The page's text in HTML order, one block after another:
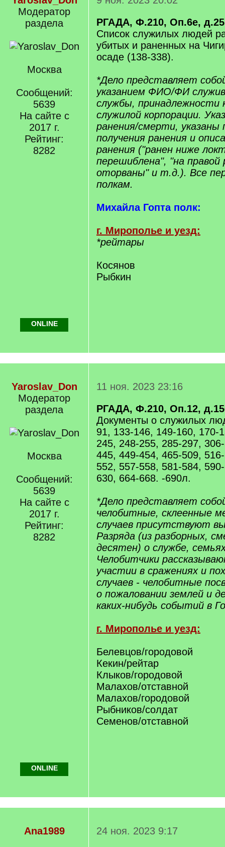
Модератор
раздела
Москва
Сообщений:
5639
На сайте с
2017 г.
Рейтинг:
8282
РГАДА, Ф.210, Оп.6е, д.25
Список служилых людей
убитых и раненных на
осаде (138-338).
*Дело представляет
указанием ФИО/ФИ
службы, принадлежности
служилой корпорации.
ранения/смерти, указаны
получения ранения и
ранения ("ранен ниже
перешиблена", "на правой
оторваны" и т.д.). Все
полкам.
Михайла Гопта полк:
г. Мирополье и уезд:
*рейтары
Косянов
Рыбкин
ONLINE
Yaroslav_Don
Модератор
раздела
Москва
Сообщений:
5639
На сайте с
2017 г.
Рейтинг:
8282
11 ноя. 2023 23:16
РГАДА, Ф.210, Оп.12,
Документы о служилых
91, 133-146, 149-160, 170-
245, 248-255, 285-297,
445, 449-454, 465-509,
552, 557-558, 581-584,
630, 664-668. -690л.
*Дело представляет
челобитные, склеенные
случаев присутствуют
Разряда (из разборных,
десятен) о службе,
Челобитчики
участии в сражениях и
случаев - челобитные
о пожаловании землей и
каких-нибудь событий в
г. Мирополье и уезд:
Белевцов/городовой
Кекин/рейтар
Клыков/городовой
Малахов/отставной
Малахов/городовой
Рыбников/солдат
Семенов/отставной
ONLINE
Ana1989
24 ноя. 2023 9:17